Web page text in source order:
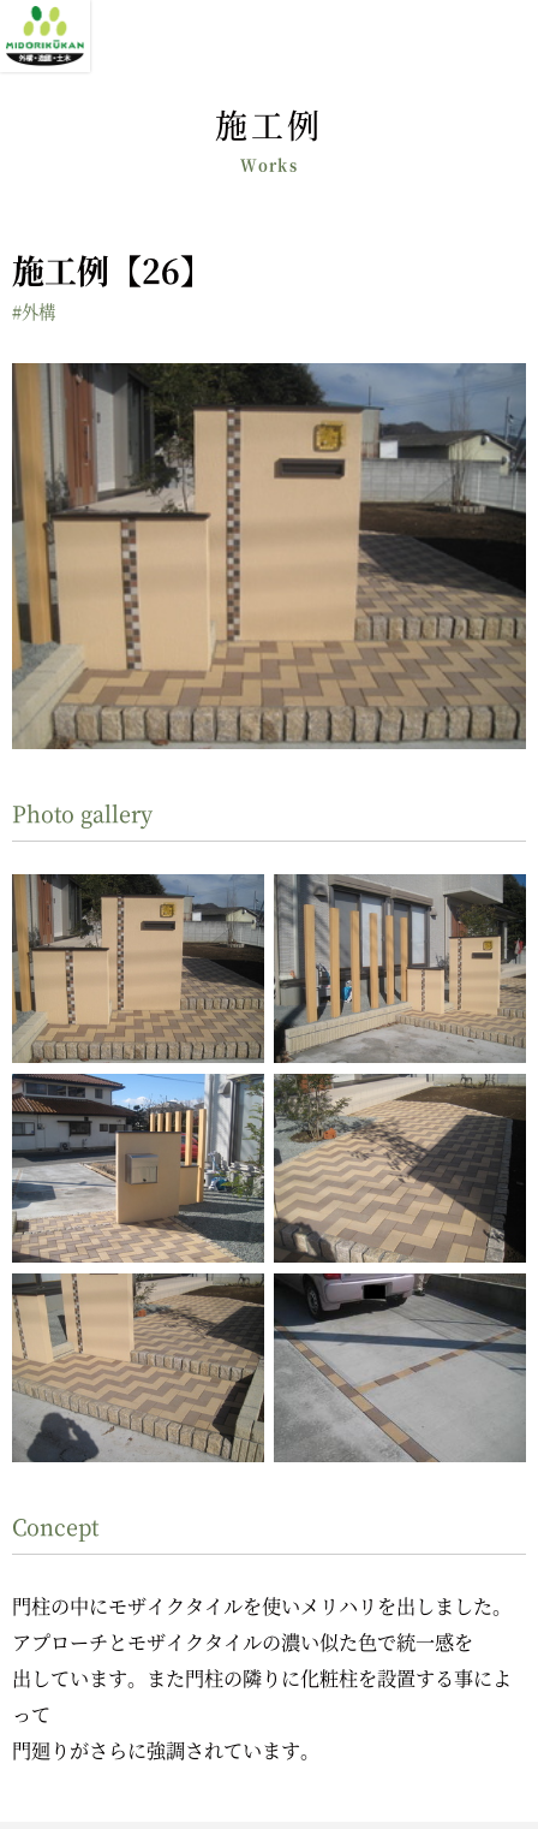
施工例
施工例【26】
#外構
Photo gallery
Concept
門柱の中にモザイクタイルを使いメリハリを出しました。
アプローチとモザイクタイルの濃い似た色で統一感を
出しています。また門柱の隣りに化粧柱を設置する事によ
って
門廻りがさらに強調されています。